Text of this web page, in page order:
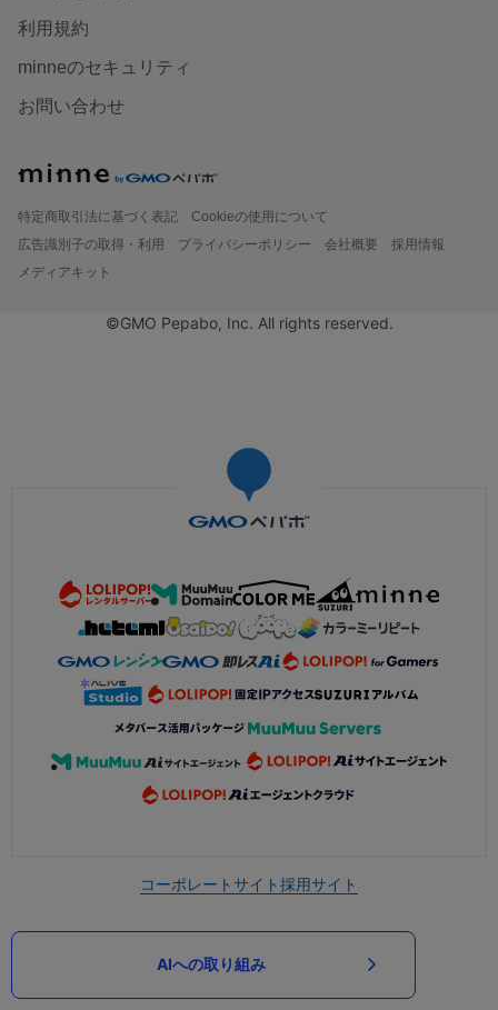
利用規約
minneのセキュリティ
お問い合わせ
特定商取引法に基づく表記
Cookieの使用について
広告識別子の取得・利用
プライバシーポリシー 会社概要
採用情報
メディアキット
©GMO Pepabo, Inc. All rights reserved.
コーポレートサイト採用サイト
AIへの取り組み